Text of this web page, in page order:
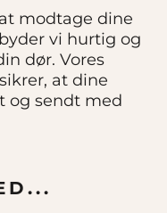
modtage dine
vi hurtig og
dør. Vores
at dine
og sendt med